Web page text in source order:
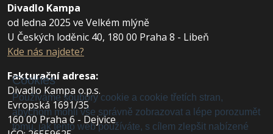
Divadlo Kampa
od ledna 2025 ve Velkém mlýně
U Českých loděnic 40, 180 00 Praha 8 - Libeň
Kde nás najdete?
Fakturační adresa:
Divadlo Kampa o.p.s.
Evropská 1691/35
160 00 Praha 6 - Dejvice
Cookies
Používáme soubory cookie a cookie třetích stran,
abychom mohli vše správně zobrazovat a lépe porozumět
tomu, jak tento web používáte, s cílem zlepšit nabízené